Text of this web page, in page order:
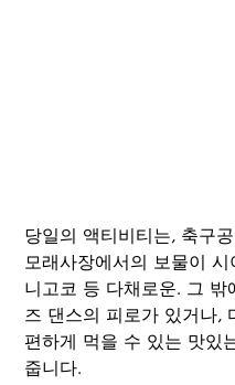
당일의 액티비티는, 축구
모래사장에서의 보물이
니고코 등 다채로운. 그 밖
즈 댄스의 피로가 있거나,
편하게 먹을 수 있는 맛있
줍니다.